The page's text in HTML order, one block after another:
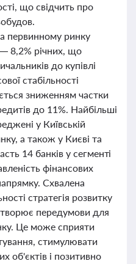
що свідчить про
первинному ринку
8,2% річних, що
до купівлі
стабільності
зниженням частки
до 11%. Найбільші
у Київській
а також у Києві та
14 банків у сегменті
фінансових
Схвалена
стратегія розвитку
передумови для
Це може сприяти
стимулювати
об'єктів і позитивно